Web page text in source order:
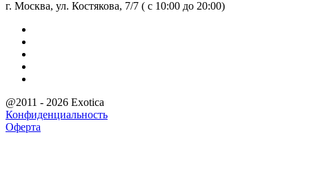
г. Москва, ул. Костякова, 7/7 ( с 10:00 до 20:00)
@2011 - 2026 Exotica
Конфиденциальность
Оферта